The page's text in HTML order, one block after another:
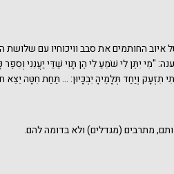
איוב החותמים את סבב וויכוחיו עם שלושת
"מִי יִתֶּן לִי שֹׁמֵעַ לִי הֶן תָּוִי שַׁדַּי יַעֲנֵנִי וְסֵפֶר
תִזְעָק וְיַחַד תְּלָמֶיהָ יִבְכָּיוּן: ... תַּחַת חִטָּה
מתרבים (מגדלים) ולא בדומה להם.